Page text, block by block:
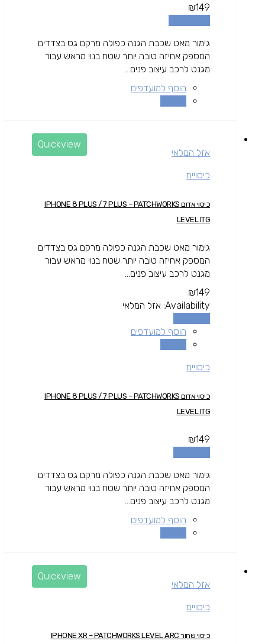
₪149
גימור מאט שכבת הגנה כפולה מרקם גס בצדדים
המספק אחיזה טובה יותר שטח בנוי מראש עבור
מגנט לרכב עיצוב פנים...
הוסף למועדפים
Quickview
אזל המלאי
כיסויים
כיסוי אדום IPHONE 8 PLUS / 7 PLUS – PATCHWORKS
LEVEL ITG
גימור מאט שכבת הגנה כפולה מרקם גס בצדדים
המספק אחיזה טובה יותר שטח בנוי מראש עבור
מגנט לרכב עיצוב פנים...
₪149
Availability: אזל המלאי
הוסף למועדפים
כיסויים
כיסוי אדום IPHONE 8 PLUS / 7 PLUS – PATCHWORKS
LEVEL ITG
₪149
גימור מאט שכבת הגנה כפולה מרקם גס בצדדים
המספק אחיזה טובה יותר שטח בנוי מראש עבור
מגנט לרכב עיצוב פנים...
הוסף למועדפים
Quickview
אזל המלאי
כיסויים
כיסוי שחור IPHONE XR – PATCHWORKS LEVEL ARC